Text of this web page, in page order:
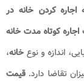
اجاره کردن خانه در
کوتاه مدت خانه
اندازه و نوعخانه،
تقاضا دارد.قیمت